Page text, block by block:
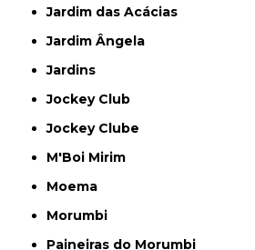
Jardim das Acácias
Jardim Ângela
Jardins
Jockey Club
Jockey Clube
M'Boi Mirim
Moema
Morumbi
Paineiras do Morumbi